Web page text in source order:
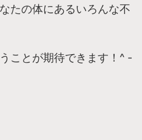
たの体にあるいろんな不
ことが期待できます！^ -